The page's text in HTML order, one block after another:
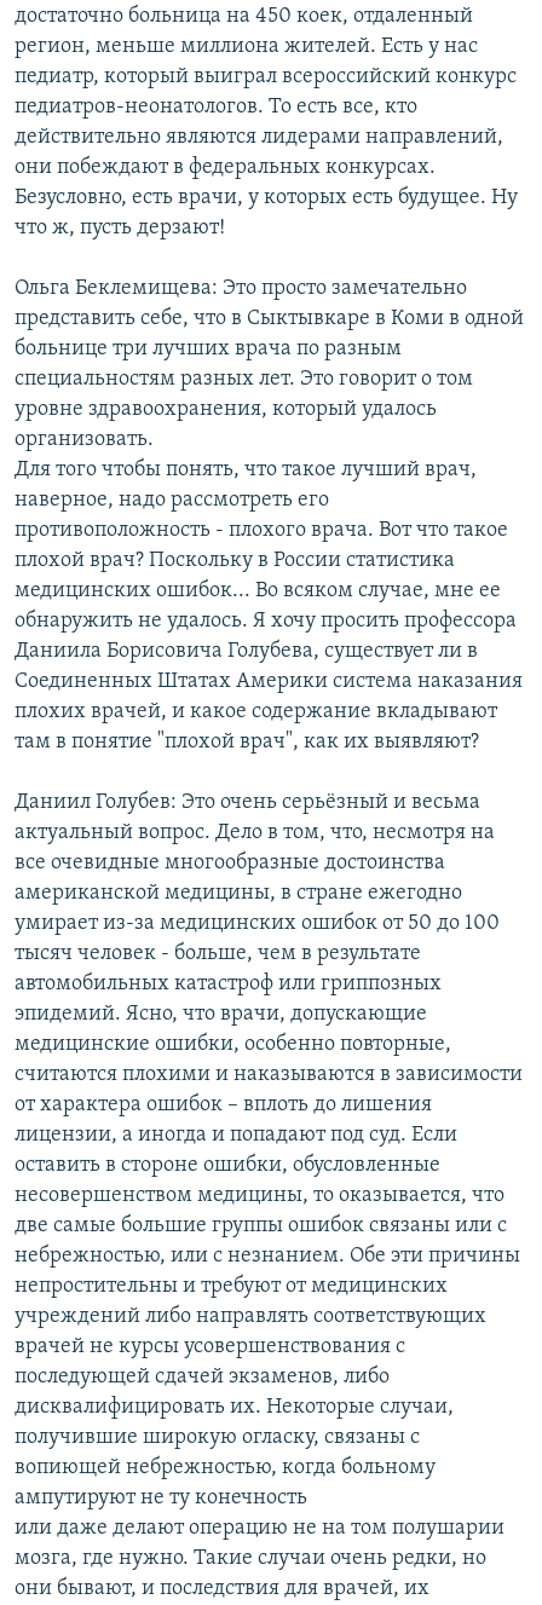
достаточно больница на 450 коек, отдаленный
регион, меньше миллиона жителей. Есть у нас
педиатр, который выиграл всероссийский конкурс
педиатров-неонатологов. То есть все, кто
действительно являются лидерами направлений,
они побеждают в федеральных конкурсах.
Безусловно, есть врачи, у которых есть будущее. Ну
что ж, пусть дерзают!
Ольга Беклемищева: Это просто замечательно
представить себе, что в Сыктывкаре в Коми в одной
больнице три лучших врача по разным
специальностям разных лет. Это говорит о том
уровне здравоохранения, который удалось
организовать.
Для того чтобы понять, что такое лучший врач,
наверное, надо рассмотреть его
противоположность - плохого врача. Вот что такое
плохой врач? Поскольку в России статистика
медицинских ошибок... Во всяком случае, мне ее
обнаружить не удалось. Я хочу просить профессора
Даниила Борисовича Голубева, существует ли в
Соединенных Штатах Америки система наказания
плохих врачей, и какое содержание вкладывают
там в понятие "плохой врач", как их выявляют?
Даниил Голубев: Это очень серьёзный и весьма
актуальный вопрос. Дело в том, что, несмотря на
все очевидные многообразные достоинства
американской медицины, в стране ежегодно
умирает из-за медицинских ошибок от 50 до 100
тысяч человек - больше, чем в результате
автомобильных катастроф или гриппозных
эпидемий. Ясно, что врачи, допускающие
медицинские ошибки, особенно повторные,
считаются плохими и наказываются в зависимости
от характера ошибок – вплоть до лишения
лицензии, а иногда и попадают под суд. Если
оставить в стороне ошибки, обусловленные
несовершенством медицины, то оказывается, что
две самые большие группы ошибок связаны или с
небрежностью, или с незнанием. Обе эти причины
непростительны и требуют от медицинских
учреждений либо направлять соответствующих
врачей не курсы усовершенствования с
последующей сдачей экзаменов, либо
дисквалифицировать их. Некоторые случаи,
получившие широкую огласку, связаны с
вопиющей небрежностью, когда больному
ампутируют не ту конечность
или даже делают операцию не на том полушарии
мозга, где нужно. Такие случаи очень редки, но
они бывают, и последствия для врачей, их